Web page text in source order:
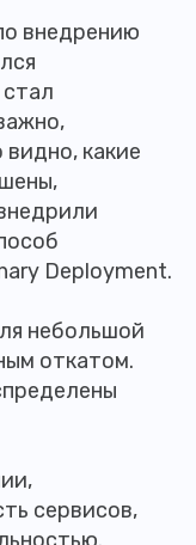
внедрению
какие
Deployment.
небольшой
откатом.
сервисов,